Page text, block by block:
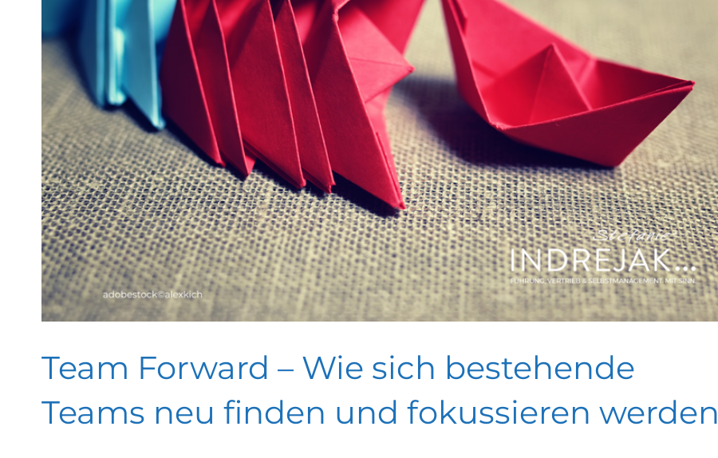
Team Forward – Wie sich bestehende
Teams neu finden und fokussieren werden